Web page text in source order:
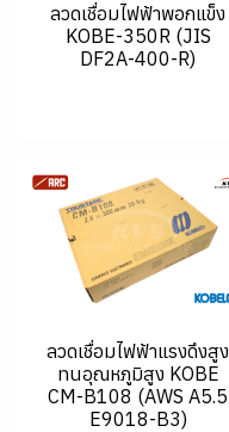
ลวดเชื่อมไฟฟ้าพอกแข็ง
KOBE-350R (JIS
DF2A-400-R)
ลวดเชื่อมไฟฟ้าแรงดึงสูง
ทนอุณหภูมิสูง KOBE
CM-B108 (AWS A5.5
E9018-B3)